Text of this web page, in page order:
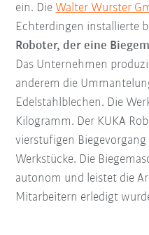
ein. DieWalter Wurster
Echterdingen installierte
Roboter, der eine
Das Unternehmen
anderem die
Edelstahlblechen. Die
Kilogramm. Der KUKA
vierstufigen
Werkstücke. Die
autonom und leistet die
Mitarbeitern erledigt